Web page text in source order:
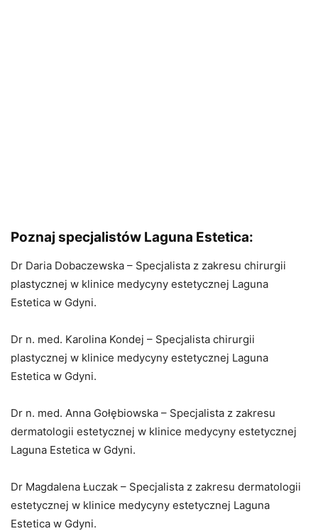
Poznaj specjalistów Laguna Estetica:
Dr Daria Dobaczewska – Specjalista z zakresu chirurgii
plastycznej w klinice medycyny estetycznej Laguna
Estetica w Gdyni.
Dr n. med. Karolina Kondej – Specjalista chirurgii
plastycznej w klinice medycyny estetycznej Laguna
Estetica w Gdyni.
Dr n. med. Anna Gołębiowska – Specjalista z zakresu
dermatologii estetycznej w klinice medycyny estetycznej
Laguna Estetica w Gdyni.
Dr Magdalena Łuczak – Specjalista z zakresu dermatologii
estetycznej w klinice medycyny estetycznej Laguna
Estetica w Gdyni.